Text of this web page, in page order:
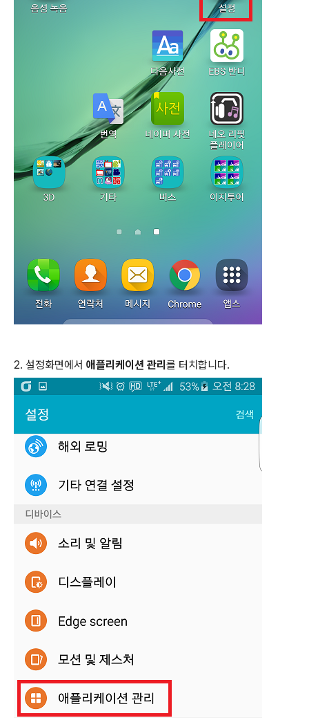
2. 설정화면에서 애플리케이션 관리 를 터치합니다.